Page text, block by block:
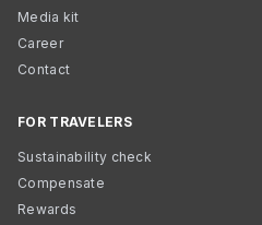
Media kit
Career
Contact
FOR TRAVELERS
Sustainability check
Compensate
Rewards